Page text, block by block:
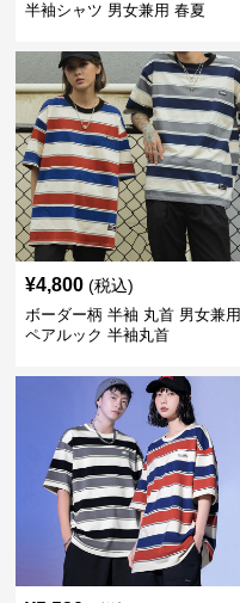
半袖シャツ 男女兼用 春夏
¥4,800 (税込)
ボーダー柄 半袖 丸首 男女兼用
ペアルック 半袖丸首